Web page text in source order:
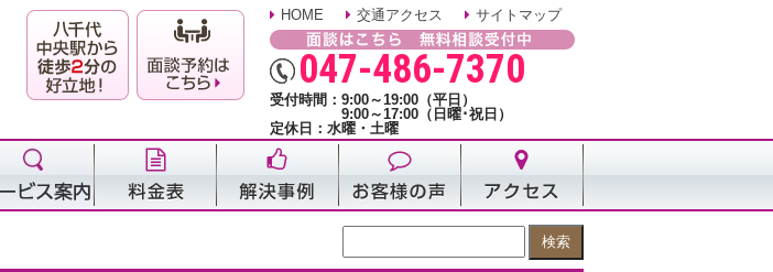
HOME 交通アクセス サイトマップ
047-486-7370
受付時間：9:00～19:00（平日）
9:00～17:00（日曜･祝日）
定休日：水曜・土曜